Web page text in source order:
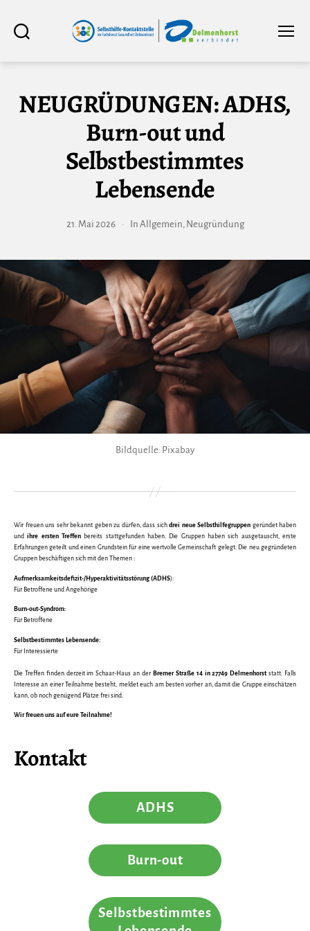
im
NEUGRÜDUNGEN: ADHS,
Burn-out und
Selbstbestimmtes
Lebensende
21. Mai 2026 In Allgemein, Neugründung
Bildquelle: Pixabay
Wir freuen uns sehr bekannt geben zu dürfen, dass sich drei neue Selbsthilfegruppen geründet haben
und ihre ersten Treffen bereits stattgefunden haben. Die Gruppen haben sich ausgetauscht, erste
Erfahrungen geteilt und einen Grundstein für eine wertvolle Gemeinschaft gelegt. Die neu gegründeten
Gruppen beschäftigen sich mit den Themen :
Aufmerksamkeitsdefizit-/Hyperaktivitätsstörung (ADHS):
Für Betroffene und Angehörige
Burn-out-Syndrom:
Für Betroffene
Selbstbestimmtes Lebensende:
Für Interessierte
Die Treffen finden derzeit im Schaar-Haus an der Bremer Straße 14 in 27749 Delmenhorststatt. Falls
Interesse an einer Teilnahme besteht, meldet euch am besten vorher an, damit die Gruppe einschätzen
kann, ob noch genügend Plätze frei sind.
Wir freuen uns auf eure Teilnahme!
Kontakt
ADHS
Burn-out
Selbstbestimmtes